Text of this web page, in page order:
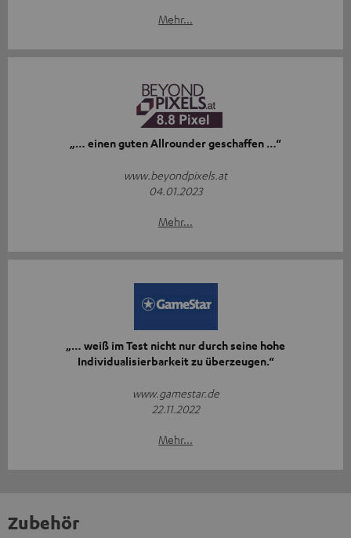
Mehr...
„… einen guten Allrounder geschaffen …“
www.beyondpixels.at
04.01.2023
Mehr...
„… weiß im Test nicht nur durch seine hohe
Individualisierbarkeit zu überzeugen.“
www.gamestar.de
22.11.2022
Mehr...
Zubehör